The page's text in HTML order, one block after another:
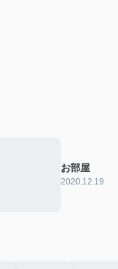
お部屋
2020.12.19